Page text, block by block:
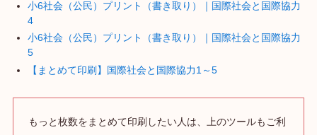
小6社会（公民）プリント（書き取り）｜国際社会と国際協力
4
小6社会（公民）プリント（書き取り）｜国際社会と国際協力
5
【まとめて印刷】国際社会と国際協力1～5
もっと枚数をまとめて印刷したい人は、上のツールもご利